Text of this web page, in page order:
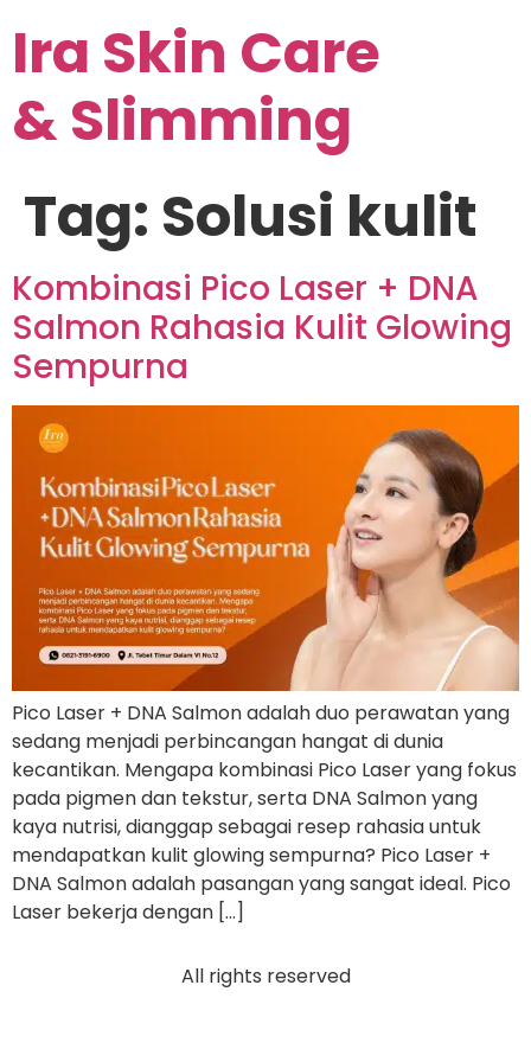
Ira Skin Care
& Slimming
Tag: Solusi kulit
Kombinasi Pico Laser + DNA
Salmon Rahasia Kulit Glowing
Sempurna
Pico Laser + DNA Salmon adalah duo perawatan yang
sedang menjadi perbincangan hangat di dunia
kecantikan. Mengapa kombinasi Pico Laser yang fokus
pada pigmen dan tekstur, serta DNA Salmon yang
kaya nutrisi, dianggap sebagai resep rahasia untuk
mendapatkan kulit glowing sempurna? Pico Laser +
DNA Salmon adalah pasangan yang sangat ideal. Pico
Laser bekerja dengan […]
All rights reserved